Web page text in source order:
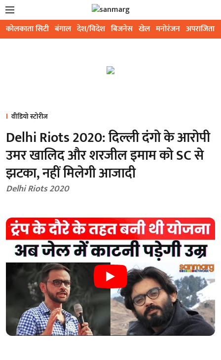
कोलकाता सिटी बंगाल देश/विदेश बिजनेस खेल मनोरंजन अपराजिता
वीडियो स्टोरीज
Delhi Riots 2020: दिल्ली दंगो के आरोपी
उमर खालिद और शरजील इमाम को SC से
झटका, नहीं मिलेगी आजादी
Delhi Riots 2020